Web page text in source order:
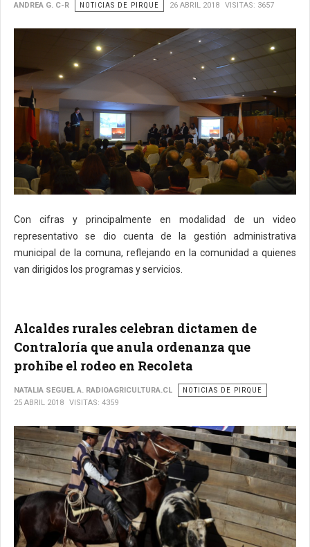
ANDREA G. C-R NOTICIAS DE PIRQUE 26 ABRIL 2018 VISITAS: 3657
Con cifras y principalmente en modalidad de un video
representativo se dio cuenta de la gestión administrativa
municipal de la comuna, reflejando en la comunidad a quienes
van dirigidos los programas y servicios.
Alcaldes rurales celebran dictamen de
Contraloría que anula ordenanza que
prohíbe el rodeo en Recoleta
NATALIA SEGUEL A. RADIOAGRICULTURA.CL
NOTICIAS DE PIRQUE
25 ABRIL 2018
VISITAS: 4359